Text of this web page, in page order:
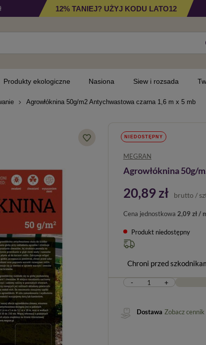
12% TANIEJ? UŻYJ KODU LATO12
Produkty ekologiczne Nasiona Siew i rozsada
Agrowłóknina 50g/m2 Antychwastowa czarna 1,6 m x 5 mb
NIEDOSTĘPNY
MEGRAN
Agrowłóknina 50g/
20,89 zł brutto /
Cena jednostkowa 2,09 zł /
Produkt niedostępny
Chroni przed
- +
Dostawa Zobacz cennik